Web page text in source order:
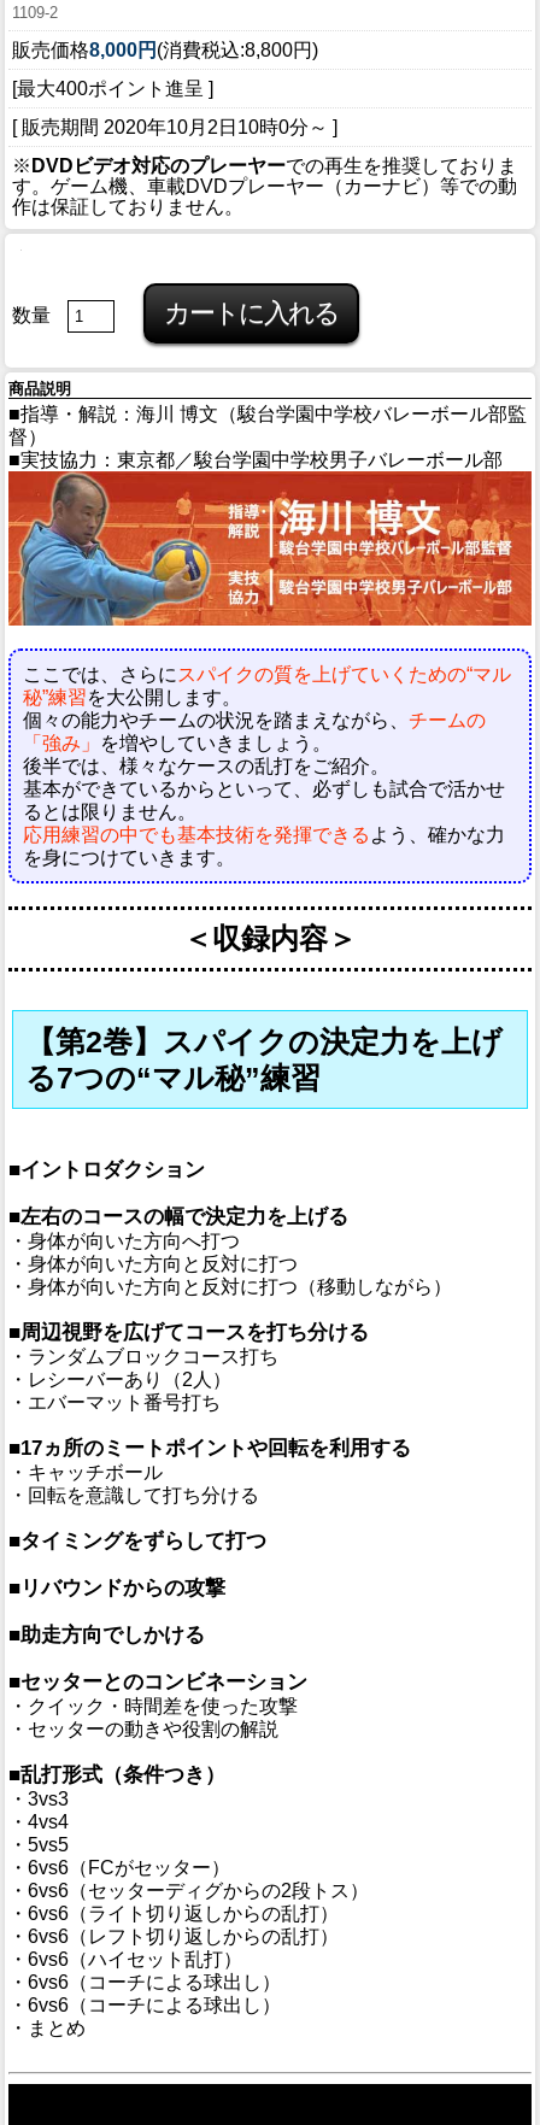
1109-2
販売価格8,000円 (消費税込:8,800円)
[最大400ポイント進呈 ]
[ 販売期間 2020年10月2日10時0分 ～ ]
※ DVDビデオ対応のプレーヤーでの再生を推奨しておりま
す。ゲーム機、車載DVDプレーヤー（カーナビ）等での動
作は保証しておりません。
数量
商品説明
■指導・解説：海川 博文（駿台学園中学校バレーボール部監
督）
■実技協力：東京都／駿台学園中学校男子バレーボール部
ここでは、さらに スパイクの質を上げていくための“マル
秘”練習を大公開します。
個々の能力やチームの状況を踏まえながら、 チームの
「強み」
を増やしていきましょう。
後半では、様々なケースの乱打をご紹介。
基本ができているからといって、必ずしも試合で活かせ
るとは限りません。
応用練習の中でも基本技術を発揮できる よう、確かな力
を身につけていきます。
＜収録内容＞
【第2巻】スパイクの決定力を上げ
る7つの“マル秘”練習
■イントロダクション
■左右のコースの幅で決定力を上げる
・身体が向いた方向へ打つ
・身体が向いた方向と反対に打つ
・身体が向いた方向と反対に打つ（移動しながら）
■周辺視野を広げてコースを打ち分ける
・ランダムブロックコース打ち
・レシーバーあり（2人）
・エバーマット番号打ち
■17ヵ所のミートポイントや回転を利用する
・キャッチボール
・回転を意識して打ち分ける
■タイミングをずらして打つ
■リバウンドからの攻撃
■助走方向でしかける
■セッターとのコンビネーション
・クイック・時間差を使った攻撃
・セッターの動きや役割の解説
■乱打形式（条件つき）
・3vs3
・4vs4
・5vs5
・6vs6（FCがセッター）
・6vs6（セッターディグからの2段トス）
・6vs6（ライト切り返しからの乱打）
・6vs6（レフト切り返しからの乱打）
・6vs6（ハイセット乱打）
・6vs6（コーチによる球出し）
・6vs6（コーチによる球出し）
・まとめ